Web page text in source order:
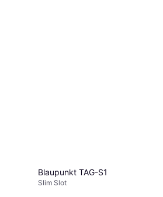
Blaupunkt TAG-S1
Slim Slot